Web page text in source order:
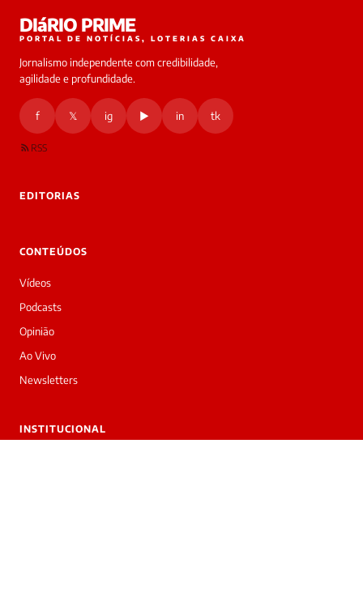
DIáRIO PRIME
PORTAL DE NOTÍCIAS, LOTERIAS CAIXA
Jornalismo independente com credibilidade,
agilidade e profundidade.
f 𝕏 ig ▶ in tk
RSS
EDITORIAS
CONTEÚDOS
Vídeos
Podcasts
Opinião
Ao Vivo
Newsletters
INSTITUCIONAL